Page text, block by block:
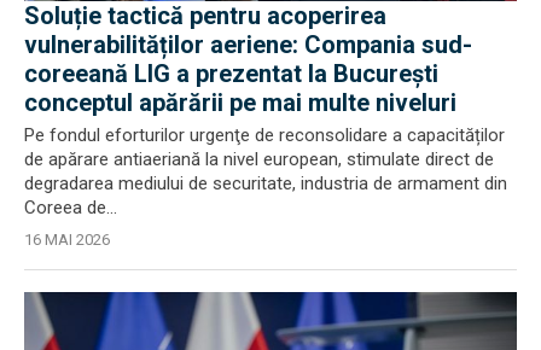
Soluție tactică pentru acoperirea
vulnerabilităților aeriene: Compania sud-
coreeană LIG a prezentat la București
conceptul apărării pe mai multe niveluri
Pe fondul eforturilor urgenţe de reconsolidare a capacităților
de apărare antiaeriană la nivel european, stimulate direct de
degradarea mediului de securitate, industria de armament din
Coreea de...
16 MAI 2026